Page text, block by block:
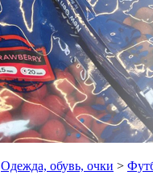
Одежда, обувь, очки >